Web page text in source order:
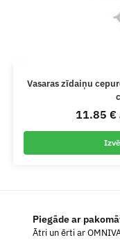
Vasaras zīdaiņu
11.85 €
Piegāde ar
Ātri un ērti ar